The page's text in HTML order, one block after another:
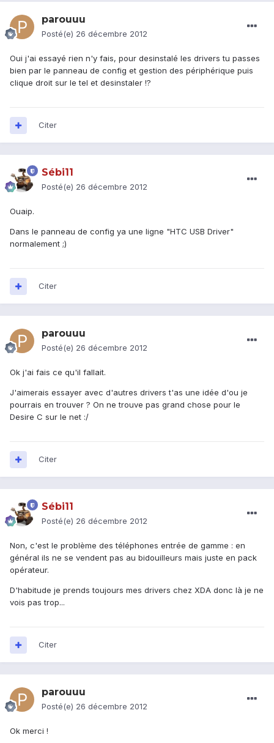
parouuu
Posté(e) 26 décembre 2012
Oui j'ai essayé rien n'y fais, pour desinstalé les drivers tu passes
bien par le panneau de config et gestion des périphérique puis
clique droit sur le tel et desinstaler !?
Citer
Sébi11
Posté(e) 26 décembre 2012
Ouaip.
Dans le panneau de config ya une ligne "HTC USB Driver"
normalement ;)
Citer
parouuu
Posté(e) 26 décembre 2012
Ok j'ai fais ce qu'il fallait.
J'aimerais essayer avec d'autres drivers t'as une idée d'ou je
pourrais en trouver ? On ne trouve pas grand chose pour le
Desire C sur le net :/
Citer
Sébi11
Posté(e) 26 décembre 2012
Non, c'est le problème des téléphones entrée de gamme : en
général ils ne se vendent pas au bidouilleurs mais juste en pack
opérateur.
D'habitude je prends toujours mes drivers chez XDA donc là je ne
vois pas trop...
Citer
parouuu
Posté(e) 26 décembre 2012
Ok merci !